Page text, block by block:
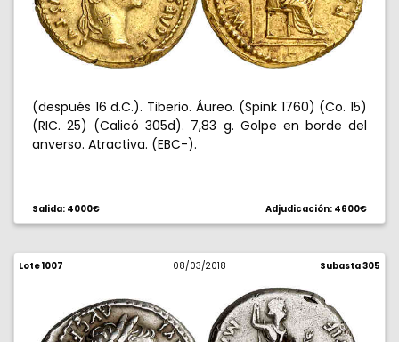
(después 16 d.C.). Tiberio. Áureo. (Spink 1760) (Co. 15)
(RIC. 25) (Calicó 305d). 7,83 g. Golpe en borde del
anverso. Atractiva. (EBC-).
Salida: 4000€ Adjudicación: 4600€
Lote 1007 08/03/2018 Subasta 305